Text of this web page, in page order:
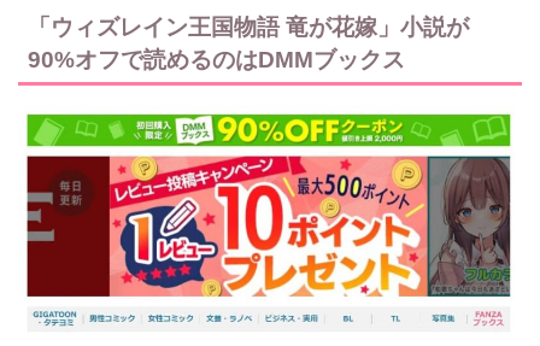
「ウィズレイン王国物語 竜が花嫁」小説が
90%オフで読めるのはDMMブックス